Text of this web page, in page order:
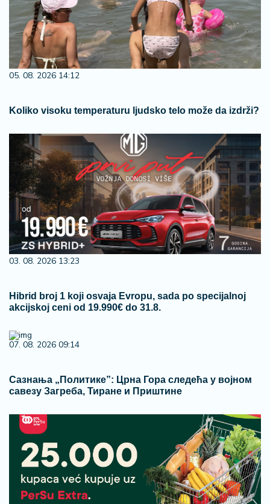
05. 08. 2026 14:12
Koliko visoku temperaturu ljudsko telo može da izdrži?
03. 08. 2026 13:23
Hibrid broj 1 koji osvaja Evropu, sada po specijalnoj
akcijskoj ceni od 19.990€ do 31.8.
07. 08. 2026 09:14
Сазнања „Политике”: Црна Гора следећа у војном
савезу Загреба, Тиране и Приштине